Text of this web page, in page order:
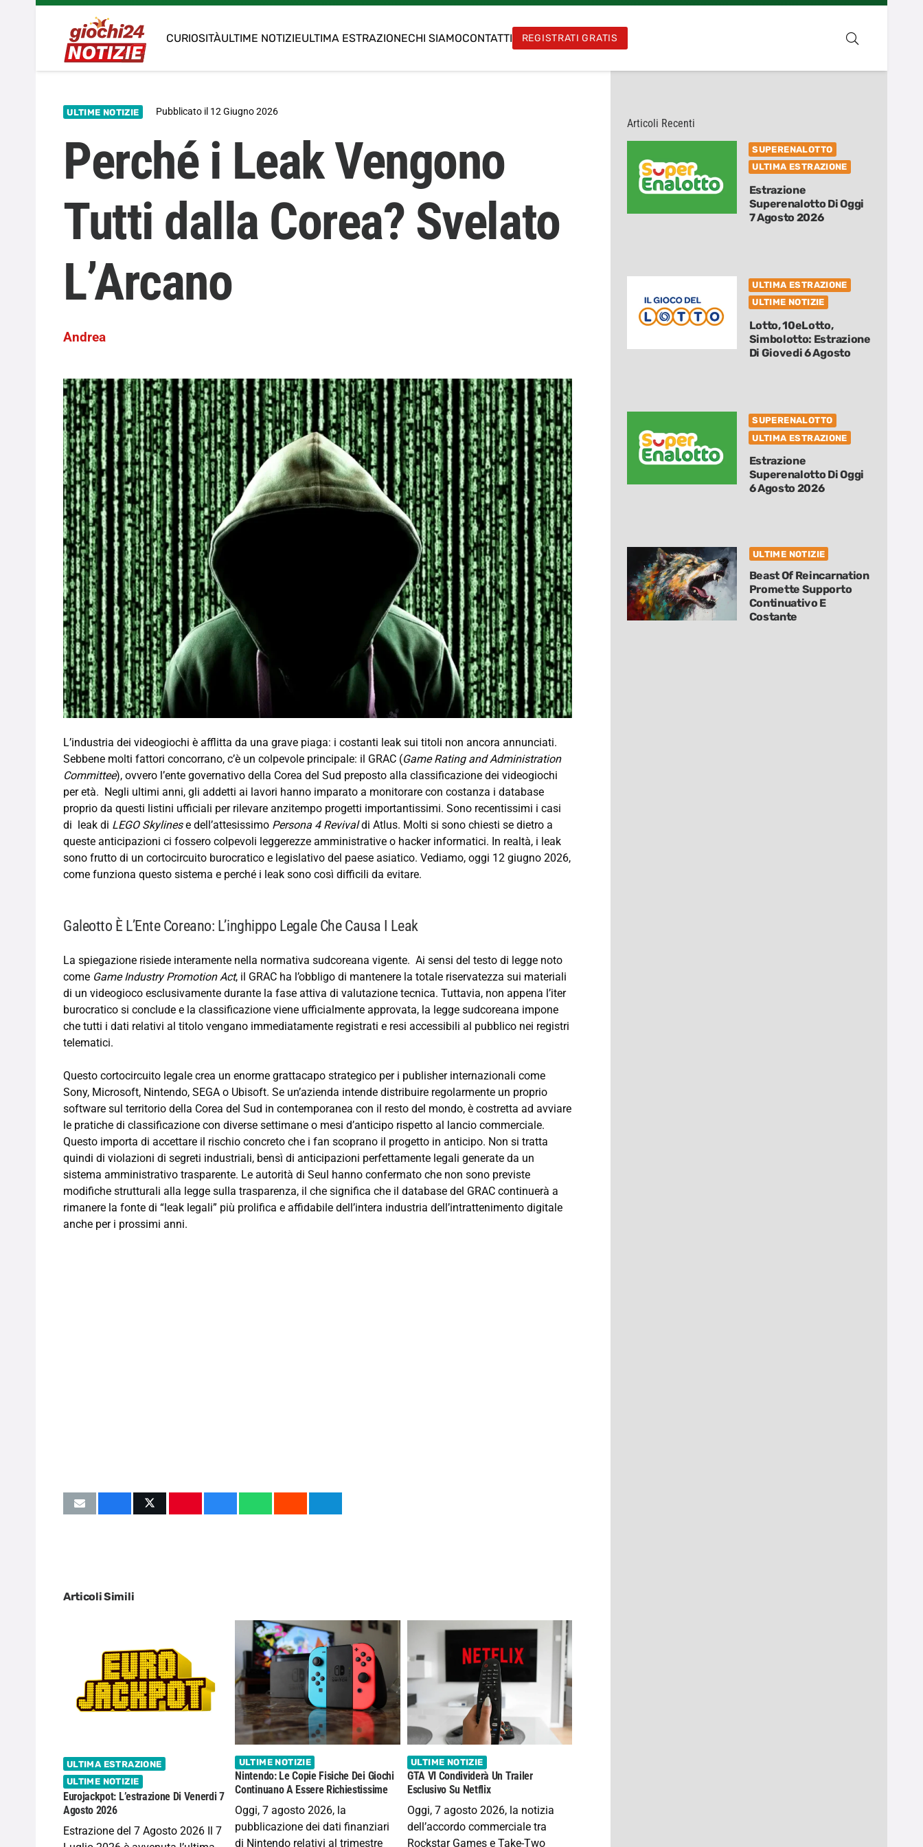
CURIOSITÀULTIME NOTIZIEULTIMA ESTRAZIONECHI SIAMOCONTATTI REGISTRATI GRATIS
ULTIME NOTIZIE Pubblicato il 12 Giugno 2026
Perché i Leak Vengono
Tutti dalla Corea? Svelato
L’Arcano
Andrea
L’industria dei videogiochi è afflitta da una grave piaga: i costanti leak sui titoli non ancora annunciati.
Sebbene molti fattori concorrano, c’è un colpevole principale: il GRAC (Game Rating and Administration
Committee), ovvero l’ente governativo della Corea del Sud preposto alla classificazione dei videogiochi
per età. Negli ultimi anni, gli addetti ai lavori hanno imparato a monitorare con costanza i database
proprio da questi listini ufficiali per rilevare anzitempo progetti importantissimi. Sono recentissimi i casi
di leak di LEGO Skylinese dell’attesissimo Persona 4 Revivaldi Atlus. Molti si sono chiesti se dietro a
queste anticipazioni ci fossero colpevoli leggerezze amministrative o hacker informatici. In realtà, i leak
sono frutto di un cortocircuito burocratico e legislativo del paese asiatico. Vediamo, oggi 12 giugno 2026,
come funziona questo sistema e perché i leak sono così difficili da evitare.
Galeotto È L’Ente Coreano: L’inghippo Legale Che Causa I Leak
La spiegazione risiede interamente nella normativa sudcoreana vigente. Ai sensi del testo di legge noto
come Game Industry Promotion Act, il GRAC ha l’obbligo di mantenere la totale riservatezza sui materiali
di un videogioco esclusivamente durante la fase attiva di valutazione tecnica. Tuttavia, non appena l’iter
burocratico si conclude e la classificazione viene ufficialmente approvata, la legge sudcoreana impone
che tutti i dati relativi al titolo vengano immediatamente registrati e resi accessibili al pubblico nei registri
telematici.
Questo cortocircuito legale crea un enorme grattacapo strategico per i publisher internazionali come
Sony, Microsoft, Nintendo, SEGA o Ubisoft. Se un’azienda intende distribuire regolarmente un proprio
software sul territorio della Corea del Sud in contemporanea con il resto del mondo, è costretta ad avviare
le pratiche di classificazione con diverse settimane o mesi d’anticipo rispetto al lancio commerciale.
Questo importa di accettare il rischio concreto che i fan scoprano il progetto in anticipo. Non si tratta
quindi di violazioni di segreti industriali, bensì di anticipazioni perfettamente legali generate da un
sistema amministrativo trasparente. Le autorità di Seul hanno confermato che non sono previste
modifiche strutturali alla legge sulla trasparenza, il che significa che il database del GRAC continuerà a
rimanere la fonte di “leak legali” più prolifica e affidabile dell’intera industria dell’intrattenimento digitale
anche per i prossimi anni.
Articoli Simili
ULTIMA ESTRAZIONE
ULTIME NOTIZIE
Eurojackpot: L’estrazione Di Venerdi 7
Agosto 2026
Estrazione del 7 Agosto 2026 Il 7
ULTIME NOTIZIE
Nintendo: Le Copie Fisiche Dei Giochi
Continuano A Essere Richiestissime
Oggi, 7 agosto 2026, la
pubblicazione dei dati finanziari
di Nintendo relativi al trimestre
ULTIME NOTIZIE
GTA VI Condividerà Un Trailer
Esclusivo Su Netflix
Oggi, 7 agosto 2026, la notizia
dell’accordo commerciale tra
Rockstar Games e Take-Two
Articoli Recenti
SUPERENALOTTO
ULTIMA ESTRAZIONE
Estrazione
Superenalotto Di Oggi
7 Agosto 2026
ULTIMA ESTRAZIONE
ULTIME NOTIZIE
Lotto, 10eLotto,
Simbolotto: Estrazione
Di Giovedi 6 Agosto
SUPERENALOTTO
ULTIMA ESTRAZIONE
Estrazione
Superenalotto Di Oggi
6 Agosto 2026
ULTIME NOTIZIE
Beast Of Reincarnation
Promette Supporto
Continuativo E
Costante